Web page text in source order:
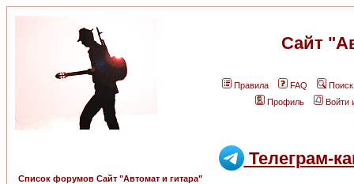
Сайт
Правила FAQ
Поиск
Профиль
Войти
Телеграм-
Список форумов Сайт "Автомат и гитара"